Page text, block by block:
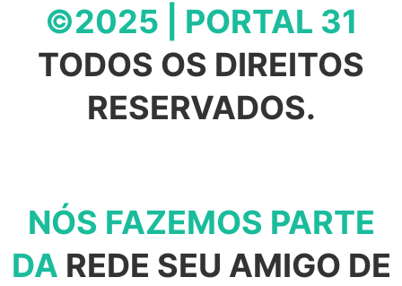
©2025 | PORTAL 31
TODOS OS DIREITOS
RESERVADOS.
NÓS FAZEMOS PARTE
DA REDE SEU AMIGO DE